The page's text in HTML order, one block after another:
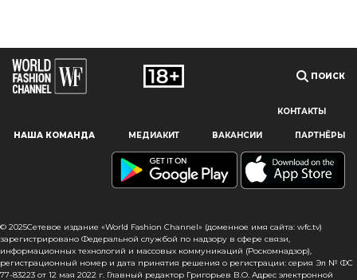
Наш сайт использует файлы cookie и похожие технологии,
пользователям, предоставляя персонализированную
информацию, запоминая предпочтения в области
сайта, вы подтверждаете свое согласие на использование
файлов cookie в соответствии с настоящим уведомлением
в отношении данного типа файлов. Если вы не согласны
с тем, чтобы мы использовали данный тип файлов,
ПОИСК
КОНТАКТЫ
НАША КОМАНДА МЕДИАКИТ ВАКАНСИИ ПАРТНЁРЫ
© 2025Сетевое издание «World Fashion Channel» (доменное имя сайта: wfc.tv)
зарегистрировано Федеральной службой по надзору в сфере связи,
информационных технологий и массовых коммуникаций (Роскомнадзор),
регистрационный номер и дата принятия решения о регистрации: серия Эл № ФС
77-83223 от 12 мая 2022 г. Главный редактор Григорьев В.О. Адрес электронной